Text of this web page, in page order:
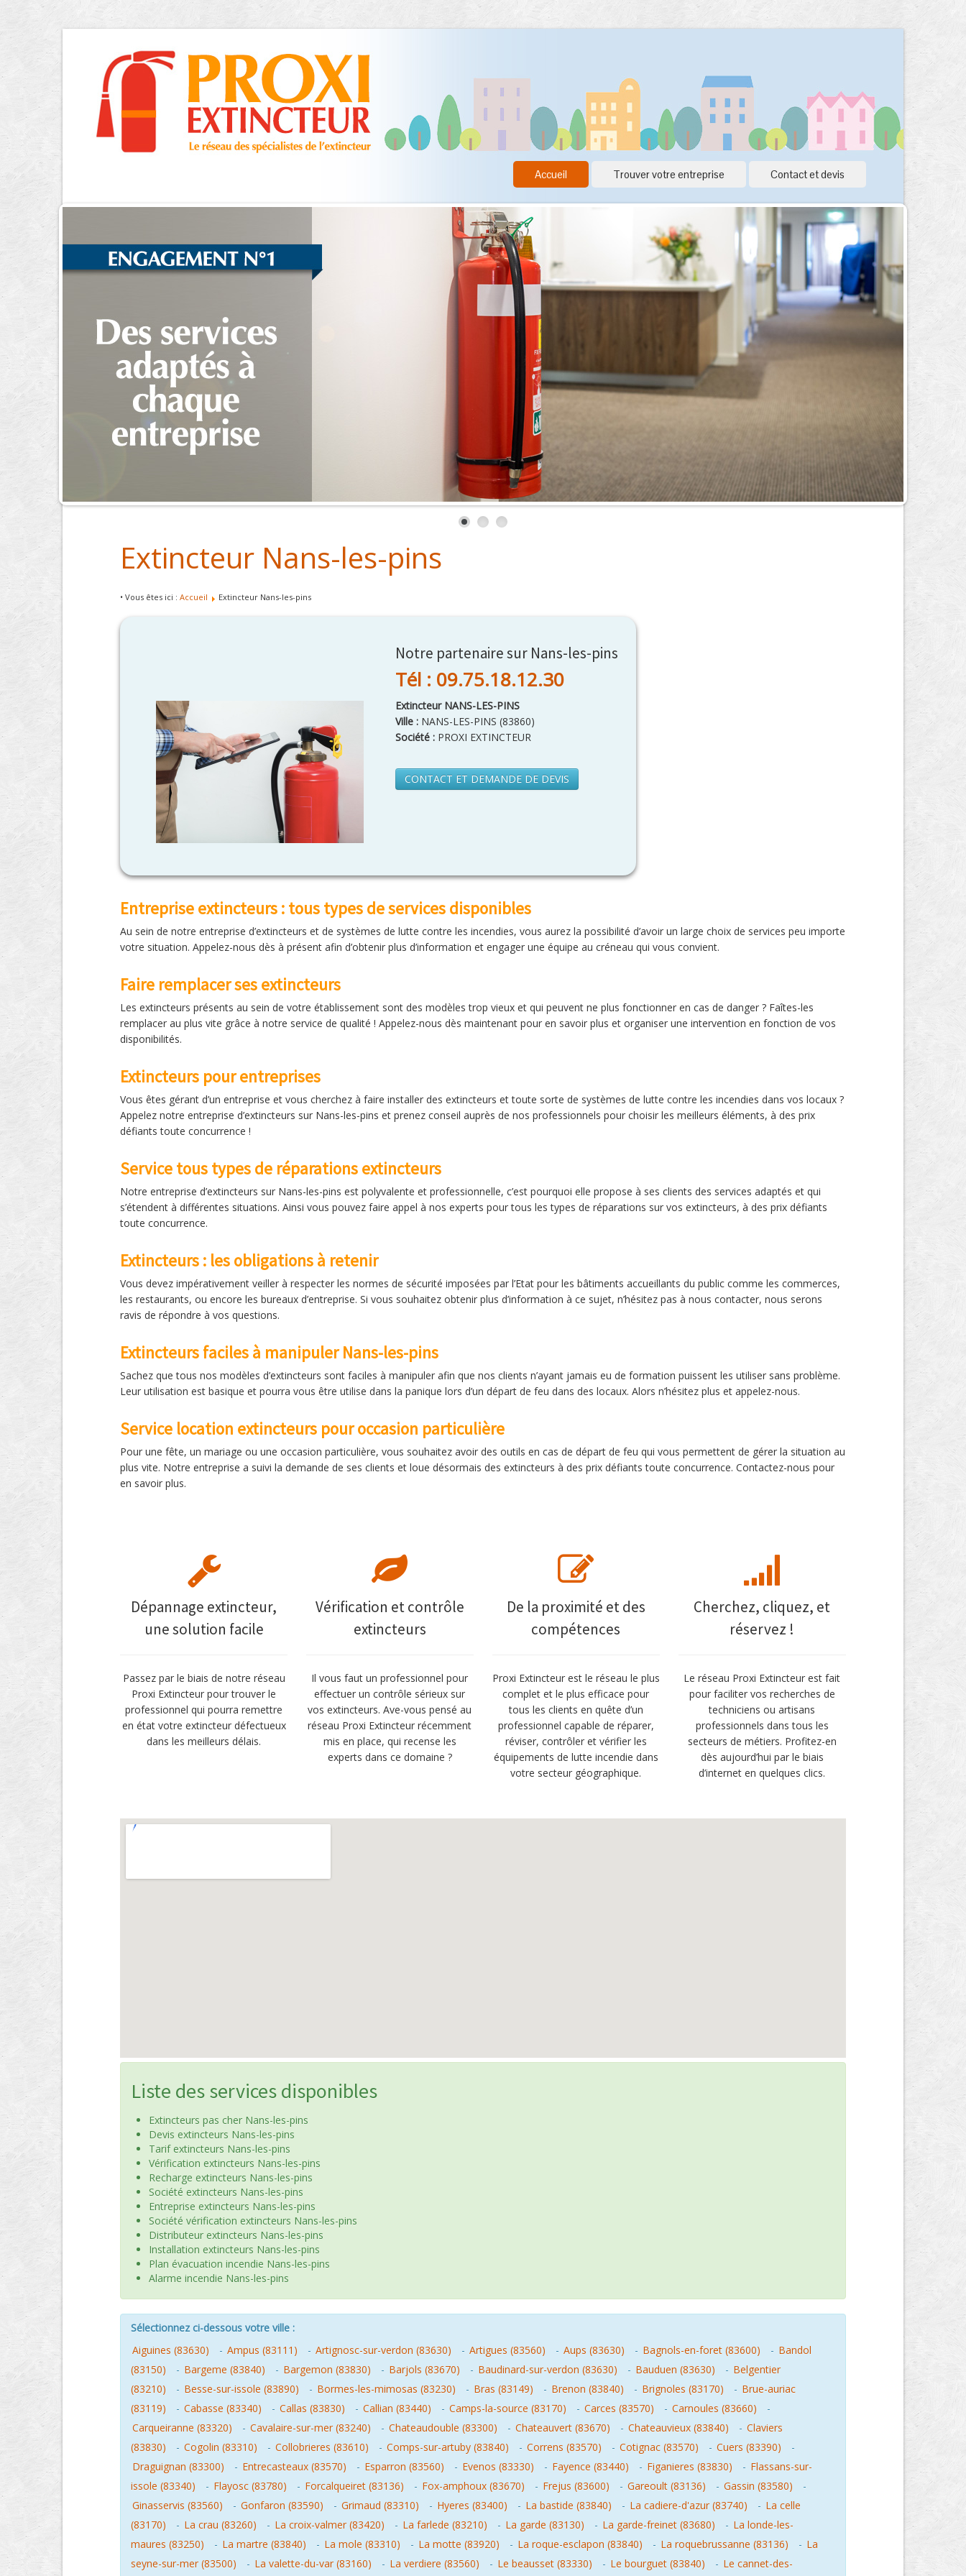
Accueil Trouver votre entreprise Contact et devis
Extincteur Nans-les-pins
• Vous êtes ici : Accueil Extincteur Nans-les-pins
Notre partenaire sur Nans-les-pins
Tél : 09.75.18.12.30
Extincteur NANS-LES-PINS
Ville : NANS-LES-PINS (83860)
Société : PROXI EXTINCTEUR
CONTACT ET DEMANDE DE DEVIS
Entreprise extincteurs : tous types de services disponibles
Au sein de notre entreprise d’extincteurs et de systèmes de lutte contre les incendies, vous aurez la possibilité d’avoir un large choix de services peu importe
votre situation. Appelez-nous dès à présent afin d’obtenir plus d’information et engager une équipe au créneau qui vous convient.
Faire remplacer ses extincteurs
Les extincteurs présents au sein de votre établissement sont des modèles trop vieux et qui peuvent ne plus fonctionner en cas de danger ? Faîtes-les
remplacer au plus vite grâce à notre service de qualité ! Appelez-nous dès maintenant pour en savoir plus et organiser une intervention en fonction de vos
disponibilités.
Extincteurs pour entreprises
Vous êtes gérant d’un entreprise et vous cherchez à faire installer des extincteurs et toute sorte de systèmes de lutte contre les incendies dans vos locaux ?
Appelez notre entreprise d’extincteurs sur Nans-les-pins et prenez conseil auprès de nos professionnels pour choisir les meilleurs éléments, à des prix
défiants toute concurrence !
Service tous types de réparations extincteurs
Notre entreprise d’extincteurs sur Nans-les-pins est polyvalente et professionnelle, c’est pourquoi elle propose à ses clients des services adaptés et qui
s’étendent à différentes situations. Ainsi vous pouvez faire appel à nos experts pour tous les types de réparations sur vos extincteurs, à des prix défiants
toute concurrence.
Extincteurs : les obligations à retenir
Vous devez impérativement veiller à respecter les normes de sécurité imposées par l’Etat pour les bâtiments accueillants du public comme les commerces,
les restaurants, ou encore les bureaux d’entreprise. Si vous souhaitez obtenir plus d’information à ce sujet, n’hésitez pas à nous contacter, nous serons
ravis de répondre à vos questions.
Extincteurs faciles à manipuler Nans-les-pins
Sachez que tous nos modèles d’extincteurs sont faciles à manipuler afin que nos clients n’ayant jamais eu de formation puissent les utiliser sans problème.
Leur utilisation est basique et pourra vous être utilise dans la panique lors d’un départ de feu dans des locaux. Alors n’hésitez plus et appelez-nous.
Service location extincteurs pour occasion particulière
Pour une fête, un mariage ou une occasion particulière, vous souhaitez avoir des outils en cas de départ de feu qui vous permettent de gérer la situation au
plus vite. Notre entreprise a suivi la demande de ses clients et loue désormais des extincteurs à des prix défiants toute concurrence. Contactez-nous pour
en savoir plus.
Dépannage extincteur,
une solution facile
Passez par le biais de notre réseau
Proxi Extincteur pour trouver le
professionnel qui pourra remettre
en état votre extincteur défectueux
dans les meilleurs délais.
Vérification et contrôle
extincteurs
Il vous faut un professionnel pour
effectuer un contrôle sérieux sur
vos extincteurs. Ave-vous pensé au
réseau Proxi Extincteur récemment
mis en place, qui recense les
experts dans ce domaine ?
De la proximité et des
compétences
Proxi Extincteur est le réseau le plus
complet et le plus efficace pour
tous les clients en quête d’un
professionnel capable de réparer,
réviser, contrôler et vérifier les
équipements de lutte incendie dans
votre secteur géographique.
Cherchez, cliquez, et
réservez !
Le réseau Proxi Extincteur est fait
pour faciliter vos recherches de
techniciens ou artisans
professionnels dans tous les
secteurs de métiers. Profitez-en
dès aujourd’hui par le biais
d’internet en quelques clics.
Liste des services disponibles
Extincteurs pas cher Nans-les-pins
Devis extincteurs Nans-les-pins
Tarif extincteurs Nans-les-pins
Vérification extincteurs Nans-les-pins
Recharge extincteurs Nans-les-pins
Société extincteurs Nans-les-pins
Entreprise extincteurs Nans-les-pins
Société vérification extincteurs Nans-les-pins
Distributeur extincteurs Nans-les-pins
Installation extincteurs Nans-les-pins
Plan évacuation incendie Nans-les-pins
Alarme incendie Nans-les-pins
Sélectionnez ci-dessous votre ville :
Aiguines (83630)
- Ampus (83111) - Artignosc-sur-verdon (83630) - Artigues (83560) - Aups (83630) - Bagnols-en-foret (83600) - Bandol
(83150)
- Bargeme (83840) - Bargemon (83830) - Barjols (83670) - Baudinard-sur-verdon (83630) - Bauduen (83630) - Belgentier
(83210)
- Besse-sur-issole (83890) - Bormes-les-mimosas (83230) - Bras (83149) - Brenon (83840) - Brignoles (83170) - Brue-auriac
(83119)
- Cabasse (83340) - Callas (83830) - Callian (83440) - Camps-la-source (83170) - Carces (83570) - Carnoules (83660)
-
Carqueiranne (83320)
- Cavalaire-sur-mer (83240) - Chateaudouble (83300) - Chateauvert (83670) - Chateauvieux (83840) - Claviers
(83830)
- Cogolin (83310) - Collobrieres (83610) - Comps-sur-artuby (83840) - Correns (83570) - Cotignac (83570) - Cuers (83390)
-
Draguignan (83300)
- Entrecasteaux (83570) - Esparron (83560) - Evenos (83330) - Fayence (83440) - Figanieres (83830) - Flassans-sur-
issole (83340)
- Flayosc (83780) - Forcalqueiret (83136) - Fox-amphoux (83670) - Frejus (83600) - Gareoult (83136) - Gassin (83580)
-
Ginasservis (83560)
- Gonfaron (83590) - Grimaud (83310) - Hyeres (83400) - La bastide (83840) - La cadiere-d'azur (83740) - La celle
(83170)
- La crau (83260) - La croix-valmer (83420) - La farlede (83210) - La garde (83130) - La garde-freinet (83680) - La londe-les-
maures (83250)
- La martre (83840) - La mole (83310) - La motte (83920) - La roque-esclapon (83840) - La roquebrussanne (83136) - La
seyne-sur-mer (83500)
- La valette-du-var (83160) - La verdiere (83560) - Le beausset (83330) - Le bourguet (83840) - Le cannet-des-